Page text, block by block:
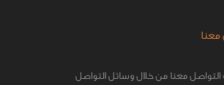
معنا
معنا من خلال وسائل التواصل